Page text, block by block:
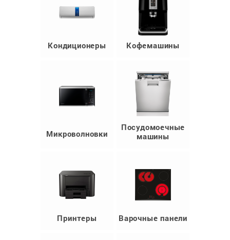
Кондиционеры Кофемашины
Микроволновки
Посудомоечные
машины
Принтеры Варочные панели